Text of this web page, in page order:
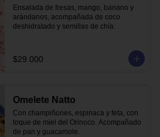
Ensalada de fresas, mango, banano y
arándanos, acompañada de coco
deshidratado y semillas de chía.
$29.000
Omelete Natto
Con champiñones, espinaca y feta, con
toque de miel del Orinoco. Acompañado
de pan y guacamole.